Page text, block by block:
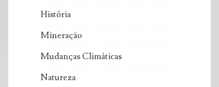
História
Mineração
Mudanças Climáticas
Natureza